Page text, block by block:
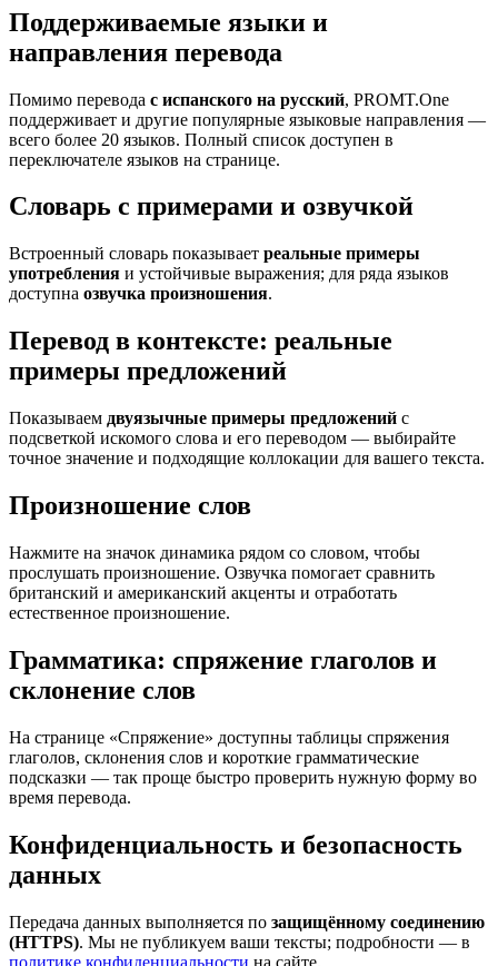
Поддерживаемые языки и
направления перевода
Помимо перевода с испанского на русский, PROMT.One
поддерживает и другие популярные языковые направления —
всего более 20 языков. Полный список доступен в
переключателе языков на странице.
Словарь с примерами и озвучкой
Встроенный словарь показывает реальные примеры
употребления и устойчивые выражения; для ряда языков
доступна озвучка произношения.
Перевод в контексте: реальные
примеры предложений
Показываем двуязычные примеры предложений с
подсветкой искомого слова и его переводом — выбирайте
точное значение и подходящие коллокации для вашего текста.
Произношение слов
Нажмите на значок динамика рядом со словом, чтобы
прослушать произношение. Озвучка помогает сравнить
британский и американский акценты и отработать
естественное произношение.
Грамматика: спряжение глаголов и
склонение слов
На странице «Спряжение» доступны таблицы спряжения
глаголов, склонения слов и короткие грамматические
подсказки — так проще быстро проверить нужную форму во
время перевода.
Конфиденциальность и безопасность
данных
Передача данных выполняется по защищённому соединению
(HTTPS). Мы не публикуем ваши тексты; подробности — в
политике конфиденциальности на сайте.